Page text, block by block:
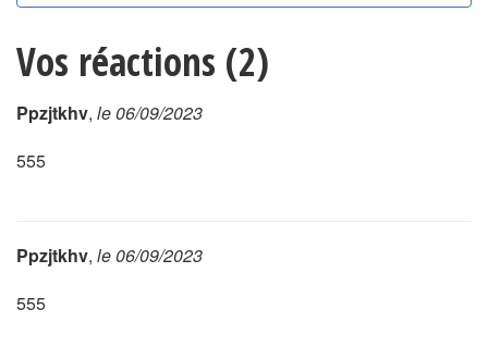
Vos réactions (2)
Ppzjtkhv, le 06/09/2023
555
Ppzjtkhv, le 06/09/2023
555